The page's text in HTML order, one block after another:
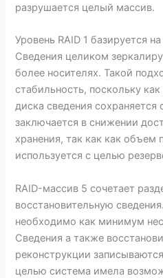
разрушается целый массив.
Уровень RAID 1 базируется
Сведения целиком
более носителях. Такой
стабильность, поскольку
диска сведения
заключается в снижении
хранения, так как как объем
используется с целью
RAID-массив 5 сочетает
восстановительную
необходимо как минимум
Сведения а также
реконструкции
целью система имела